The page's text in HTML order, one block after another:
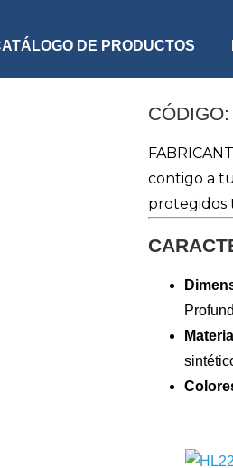
DE PRODUCTOS
contigo a
protegidos